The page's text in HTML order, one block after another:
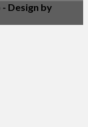
Design by